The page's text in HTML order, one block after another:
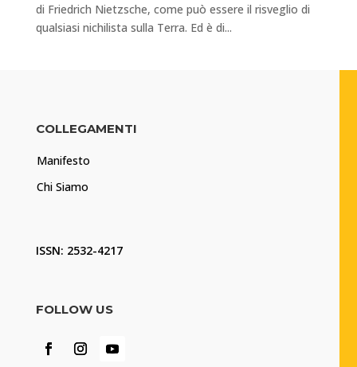
di Friedrich Nietzsche, come può essere il risveglio di
qualsiasi nichilista sulla Terra. Ed è di...
COLLEGAMENTI
Manifesto
Chi Siamo
ISSN: 2532-4217
FOLLOW US